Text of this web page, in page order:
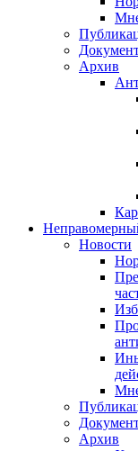
Архив
Новости
Архив